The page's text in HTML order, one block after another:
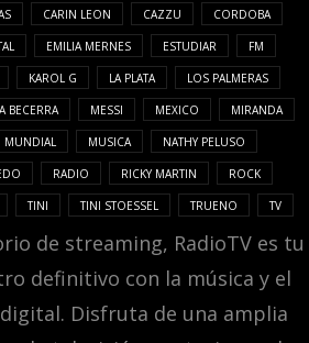
CARIN LEON CAZZU CORDOBA
EMILIA MERNES ESTUDIAR FM
KAROL G LA PLATA LOS PALMERAS
BECERRA MESSI MEXICO MIRANDA
MUNDIAL MUSICA NATHY PELUSO
RADIO RICKY MARTIN ROCK
TINI TINI STOESSEL TRUENO TV
de streaming, RadioTV es tu
definitivo con la música y el
Disfruta de una amplia